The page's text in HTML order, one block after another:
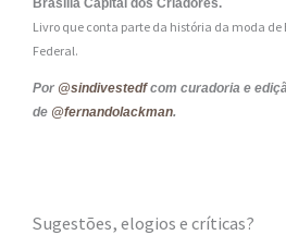
Livro que conta parte da história da moda de
Federal.
Por @sindivestedfcom curadoria e
de @fernandolackman.
Sugestões, elogios e críticas?